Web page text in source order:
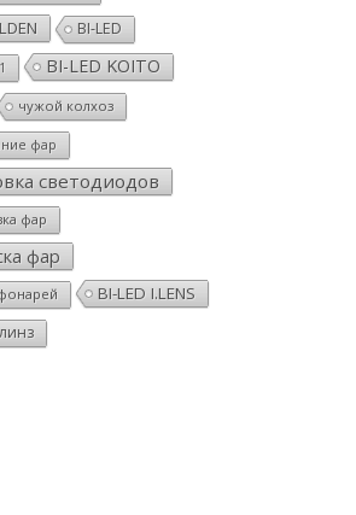
BI-LED
BI-LED KOITO
чужой колхоз
фар
светодиодов
фар
фар
BI-LED I.LENS